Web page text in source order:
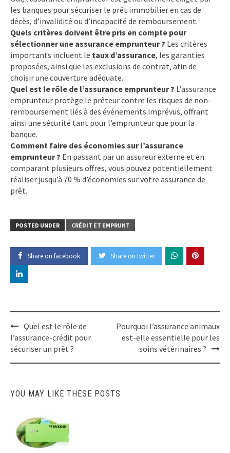
les banques pour sécuriser le prêt immobilier en cas de
décès, d’invalidité ou d’incapacité de remboursement.
Quels critères doivent être pris en compte pour
sélectionner une assurance emprunteur ? Les critères
importants incluent le taux d’assurance, les garanties
proposées, ainsi que les exclusions de contrat, afin de
choisir une couverture adéquate.
Quel est le rôle de l’assurance emprunteur ? L’assurance
emprunteur protège le prêteur contre les risques de non-
remboursement liés à des événements imprévus, offrant
ainsi une sécurité tant pour l’emprunteur que pour la
banque.
Comment faire des économies sur l’assurance
emprunteur ? En passant par un assureur externe et en
comparant plusieurs offres, vous pouvez potentiellement
réaliser jusqu’à 70 % d’économies sur votre assurance de
prêt.
POSTED UNDER CRÉDIT ET EMPRUNT
Share on facebook Share on twitter
Post
navigation
Quel est le rôle de
l’assurance-crédit pour
sécuriser un prêt ?
Pourquoi l’assurance animaux
est-elle essentielle pour les
soins vétérinaires ?
YOU MAY LIKE THESE POSTS